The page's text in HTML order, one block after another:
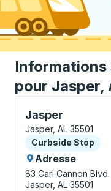
Informations
pour Jasper,
Jasper
Curbside Stop,
Jasper, AL 35501
Curbside Stop
Curbside Stop
Adresse
83 Carl Cannon Blvd.
Jasper, AL 35501